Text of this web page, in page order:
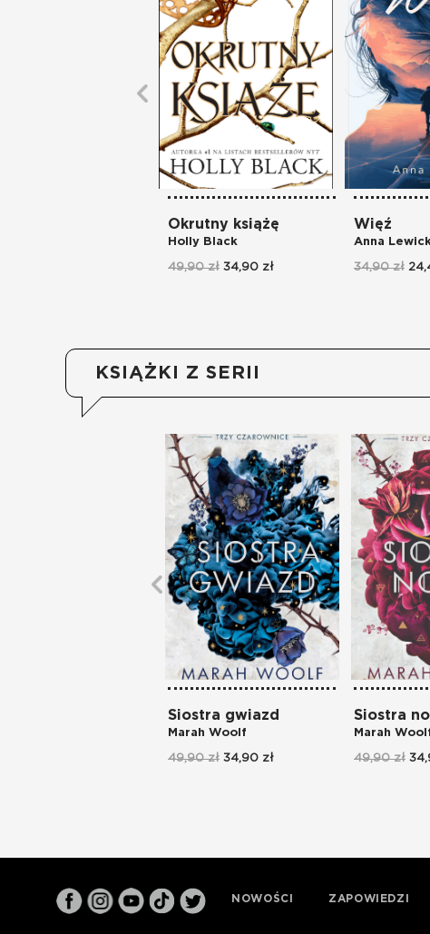
Okrutny książę
Holly Black
49,90 zł 34,90 zł
Więź
Anna
34,90 zł
KSIĄŻKI Z SERII
Siostra gwiazd
Marah Woolf
49,90 zł 34,90 zł
Siostra
Marah
49,90 zł
NOWOŚCI ZAPOWIEDZI